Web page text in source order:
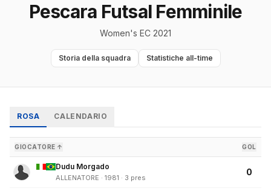
Pescara Futsal Femminile
Women's EC 2021
Storia della squadra Statistiche all-time
ROSA CALENDARIO
GIOCATORE ↑ GOL
Dudu Morgado
ALLENATORE · 1981 · 3 pres
0